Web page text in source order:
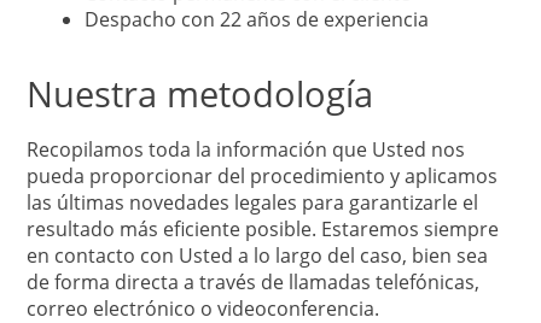
Despacho con 22 años de experiencia
Nuestra metodología
Recopilamos toda la información que Usted nos
pueda proporcionar del procedimiento y aplicamos
las últimas novedades legales para garantizarle el
resultado más eficiente posible. Estaremos siempre
en contacto con Usted a lo largo del caso, bien sea
de forma directa a través de llamadas telefónicas,
correo electrónico o videoconferencia.